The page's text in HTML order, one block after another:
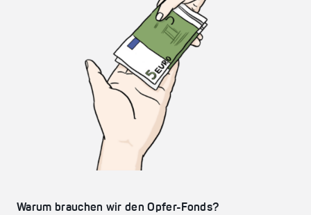
Warum brauchen wir den Opfer-Fonds?